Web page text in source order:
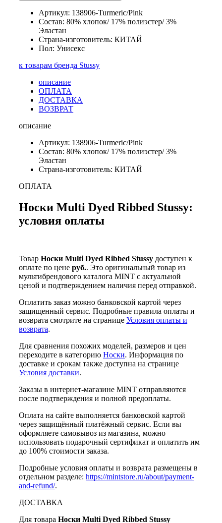
Артикул: 138906-Turmeric/Pink
Состав: 80% хлопок/ 17% полиэстер/ 3%
Эластан
Страна-изготовитель: КИТАЙ
Пол: Унисекс
к товарам бренда Stussy
описание
ОПЛАТА
ДОСТАВКА
ВОЗВРАТ
описание
Артикул: 138906-Turmeric/Pink
Состав: 80% хлопок/ 17% полиэстер/ 3%
Эластан
Страна-изготовитель: КИТАЙ
ОПЛАТА
Носки Multi Dyed Ribbed Stussy:
условия оплаты
Товар Носки Multi Dyed Ribbed Stussy доступен к
оплате по цене руб.. Это оригинальный товар из
мультибрендового каталога MINT с актуальной
ценой и подтверждением наличия перед отправкой.
Оплатить заказ можно банковской картой через
защищенный сервис. Подробные правила оплаты и
возврата смотрите на странице Условия оплаты и
возврата.
Для сравнения похожих моделей, размеров и цен
переходите в категорию Носки. Информация по
доставке и срокам также доступна на странице
Условия доставки.
Заказы в интернет-магазине MINT отправляются
после подтверждения и полной предоплаты.
Оплата на сайте выполняется банковской картой
через защищённый платёжный сервис. Если вы
оформляете самовывоз из магазина, можно
использовать подарочный сертификат и оплатить им
до 100% стоимости заказа.
Подробные условия оплаты и возврата размещены в
отдельном разделе: https://mintstore.ru/about/payment-
and-refund/.
ДОСТАВКА
Для товара Носки Multi Dyed Ribbed Stussy